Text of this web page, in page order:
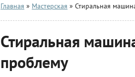
Главная » Мастерская » Стиральная
Стиральная
проблему